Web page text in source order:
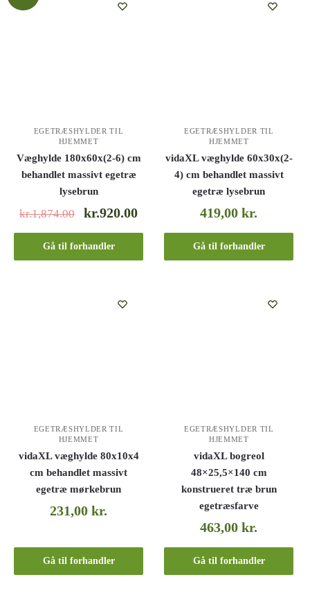
EGETRÆSHYLDER TIL
HJEMMET
Væghylde 180x60x(2-6) cm
behandlet massivt egetræ
lysebrun
kr.1,874.00 kr.920.00
Gå til forhandler
EGETRÆSHYLDER TIL
HJEMMET
vidaXL væghylde 60x30x(2-
4) cm behandlet massivt
egetræ lysebrun
419,00kr.
Gå til forhandler
EGETRÆSHYLDER TIL
HJEMMET
vidaXL væghylde 80x10x4
cm behandlet massivt
egetræ mørkebrun
231,00kr.
Gå til forhandler
EGETRÆSHYLDER TIL
HJEMMET
vidaXL bogreol
48×25,5×140 cm
konstrueret træ brun
egetræsfarve
463,00kr.
Gå til forhandler